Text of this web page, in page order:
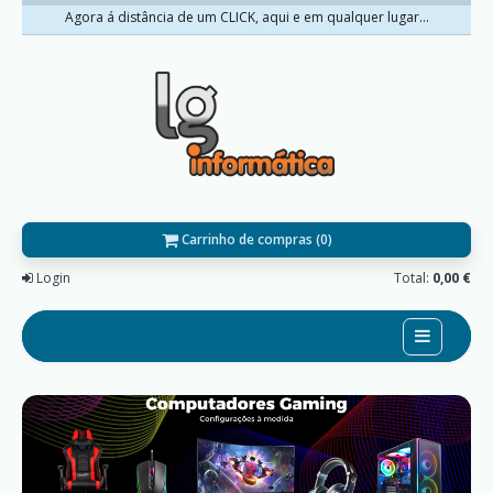
Agora á distância de um CLICK, aqui e em qualquer lugar...
Carrinho de compras (0)
Login Total: 0,00 €
Sobre nós
Promoções